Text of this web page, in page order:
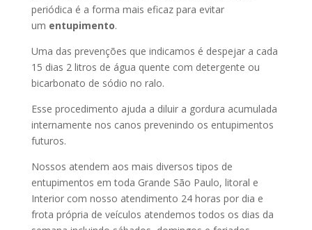
periódica é a forma mais eficaz para evitar
um entupimento.
Uma das prevenções que indicamos é despejar a cada
15 dias 2 litros de água quente com detergente ou
bicarbonato de sódio no ralo.
Esse procedimento ajuda a diluir a gordura acumulada
internamente nos canos prevenindo os entupimentos
futuros.
Nossos atendem aos mais diversos tipos de
entupimentos em toda Grande São Paulo, litoral e
Interior com nosso atendimento 24 horas por dia e
frota própria de veículos atendemos todos os dias da